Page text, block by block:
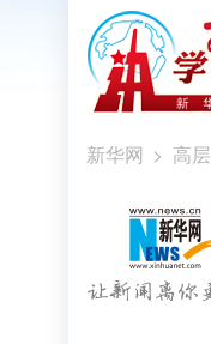
新华网 > 高层